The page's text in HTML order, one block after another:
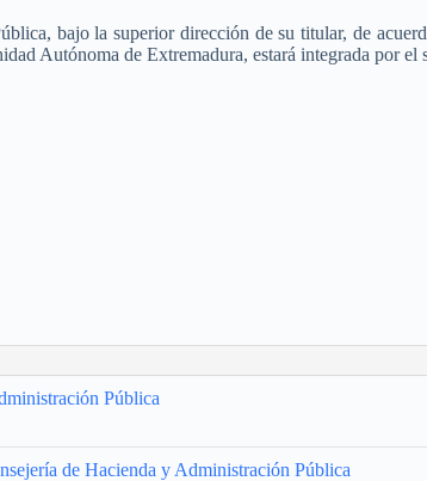
bajo la superior dirección de su titular, de
Autónoma de Extremadura, estará integrada por el
Pública
de Hacienda y Administración Pública